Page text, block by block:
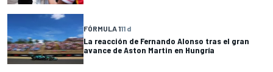
FÓRMULA 111 d
La reacción de Fernando Alonso tras el gran
avance de Aston Martin en Hungría